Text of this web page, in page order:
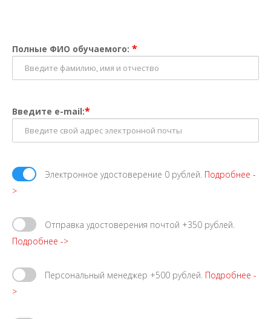
Полные ФИО обучаемого: *
Введите e-mail:*
Электронное удостоверение 0 рублей. Подробнее -
>
Отправка удостоверения почтой +350 рублей.
Подробнее ->
Персональный менеджер +500 рублей. Подробнее -
>